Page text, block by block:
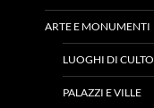
ARTE E MONUMENTI
LUOGHI DI CULTO
PALAZZI E VILLE